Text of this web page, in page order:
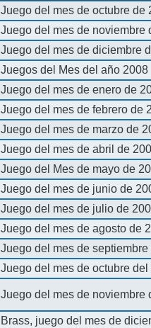
Juego del mes de octubre de
Juego del mes de noviembre
Juego del mes de diciembre
Juegos del Mes del año 2008
Juego del mes de enero de
Juego del mes de febrero de
Juego del mes de marzo de
Juego del mes de abril de
Juego del Mes de mayo de
Juego del mes de junio de
Juego del mes de julio de
Juego del mes de agosto de
Juego del mes de
Juego del mes de octubre del
Juego del mes de noviembre
Brass, juego del mes de